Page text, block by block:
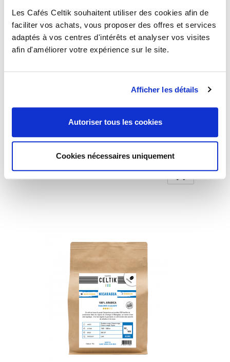
Les Cafés Celtik souhaitent utiliser des cookies afin de
faciliter vos achats, vous proposer des offres et services
adaptés à vos centres d'intérêts et analyser vos visites
afin d'améliorer votre expérience sur le site.
Afficher les détails
Autoriser tous les cookies
Cookies nécessaires uniquement
Honduras Marcala Ceiba - Café bio en grain
9,80 € 